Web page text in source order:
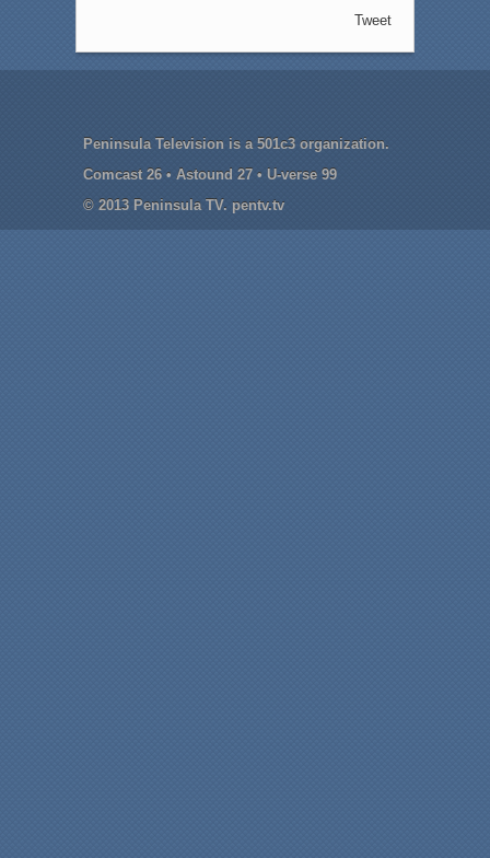
Tweet
Peninsula Television is a 501c3 organization.
Comcast 26 • Astound 27 • U-verse 99
© 2013 Peninsula TV. pentv.tv